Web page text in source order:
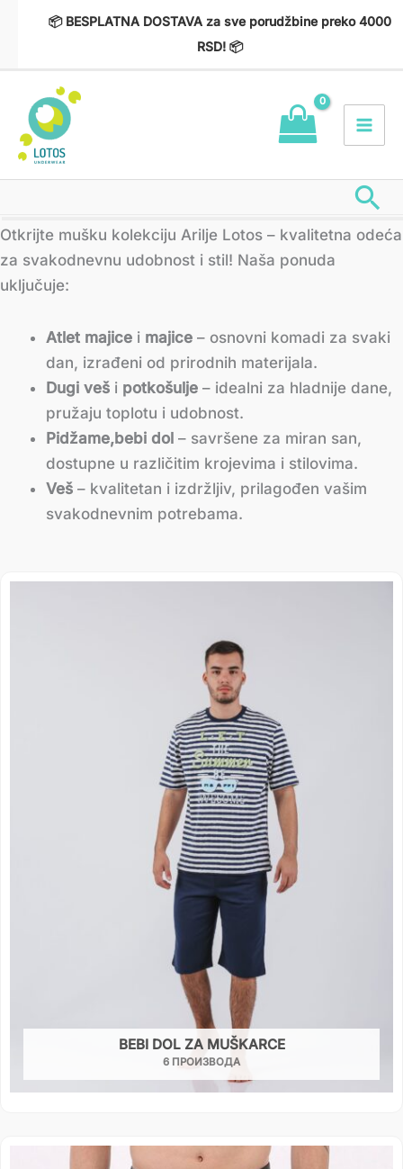
📦 BESPLATNA DOSTAVA za sve porudžbine preko 4000
RSD! 📦
Otkrijte mušku kolekciju Arilje Lotos – kvalitetna odeća
za svakodnevnu udobnost i stil! Naša ponuda
uključuje:
Atlet majice i majice – osnovni komadi za svaki
dan, izrađeni od prirodnih materijala.
Dugi veš i potkošulje – idealni za hladnije dane,
pružaju toplotu i udobnost.
Pidžame,bebi dol – savršene za miran san,
dostupne u različitim krojevima i stilovima.
Veš – kvalitetan i izdržljiv, prilagođen vašim
svakodnevnim potrebama.
BEBI DOL ZA MUŠKARCE
6 ПРОИЗВОДА
Сортирано
по
најновијем